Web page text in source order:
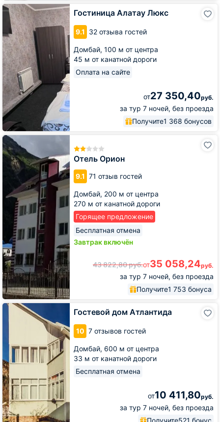
Гостиница Алатау Люкс
9.1 32 отзыва гостей
Домбай, 100 м от центра
45 м от канатной дороги
Оплата на сайте
от27 350,40руб.
за тур 7 ночей, без проезда
Получите1 368 бонусов
Гостиница
Алатау
Люкс
Отель Орион
9.1 71 отзыв гостей
Домбай, 200 м от центра
270 м от канатной дороги
Горящее предложение
Бесплатная отмена
Завтрак включён
43 822,80руб.от35 058,24руб.
за тур 7 ночей, без проезда
Получите1 753 бонуса
Отель
Орион
Гостевой дом Атлантида
10 7 отзывов гостей
Домбай, 600 м от центра
33 м от канатной дороги
Бесплатная отмена
от10 411,80руб.
за тур 7 ночей, без проезда
Получите521 бонус
Гостевой
Атлантида